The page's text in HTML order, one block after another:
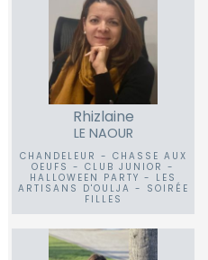
Rhizlaine
LE NAOUR
CHANDELEUR - CHASSE AUX
OEUFS - CLUB JUNIOR -
HALLOWEEN PARTY - LES
ARTISANS D'OULJA - SOIRÉE
FILLES